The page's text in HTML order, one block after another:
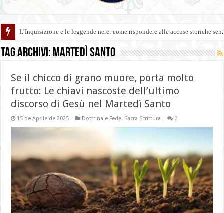
L’Inquisizione e le leggende nere: come rispondere alle accuse storiche
Tag Archivi: Martedì Santo
Se il chicco di grano muore, porta molto
frutto: Le chiavi nascoste dell’ultimo
discorso di Gesù nel Martedì Santo
15 de Aprile de 2025 Dottrina e Fede, Sacra Scrittura 0